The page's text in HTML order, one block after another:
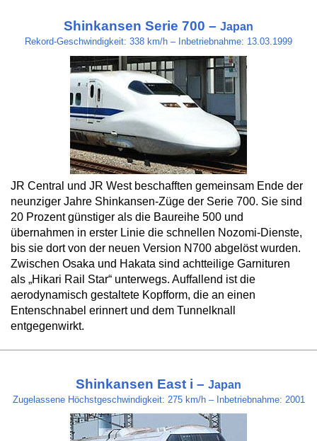
Shinkansen Serie 700 – Japan
Rekord-Geschwindigkeit: 338 km/h – Inbetriebnahme: 13.03.1999
JR Central und JR West beschafften gemeinsam Ende der
neunziger Jahre Shinkansen-Züge der Serie 700. Sie sind
20 Prozent günstiger als die Baureihe 500 und
übernahmen in erster Linie die schnellen Nozomi-Dienste,
bis sie dort von der neuen Version N700 abgelöst wurden.
Zwischen Osaka und Hakata sind achtteilige Garnituren
als „Hikari Rail Star“ unterwegs. Auffallend ist die
aerodynamisch gestaltete Kopfform, die an einen
Entenschnabel erinnert und dem Tunnelknall
entgegenwirkt.
Shinkansen East i – Japan
Zugelassene Höchstgeschwindigkeit: 275 km/h – Inbetriebnahme: 2001